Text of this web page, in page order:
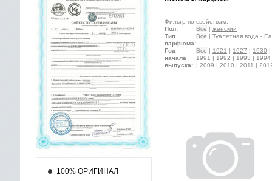
Фильтр по свойствам:
Пол:
Все | женский
Тип
парфюма:
Все | Туалетная вода -
Год
начала
выпуска:
Все | 1921 | 1927 | 1930 |
1991 | 1992 | 1993 | 1994
| 2009 | 2010 | 2011 |
100% ОРИГИНАЛ